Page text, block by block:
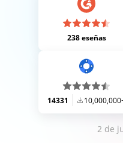
238 eseñas
14331
2 de